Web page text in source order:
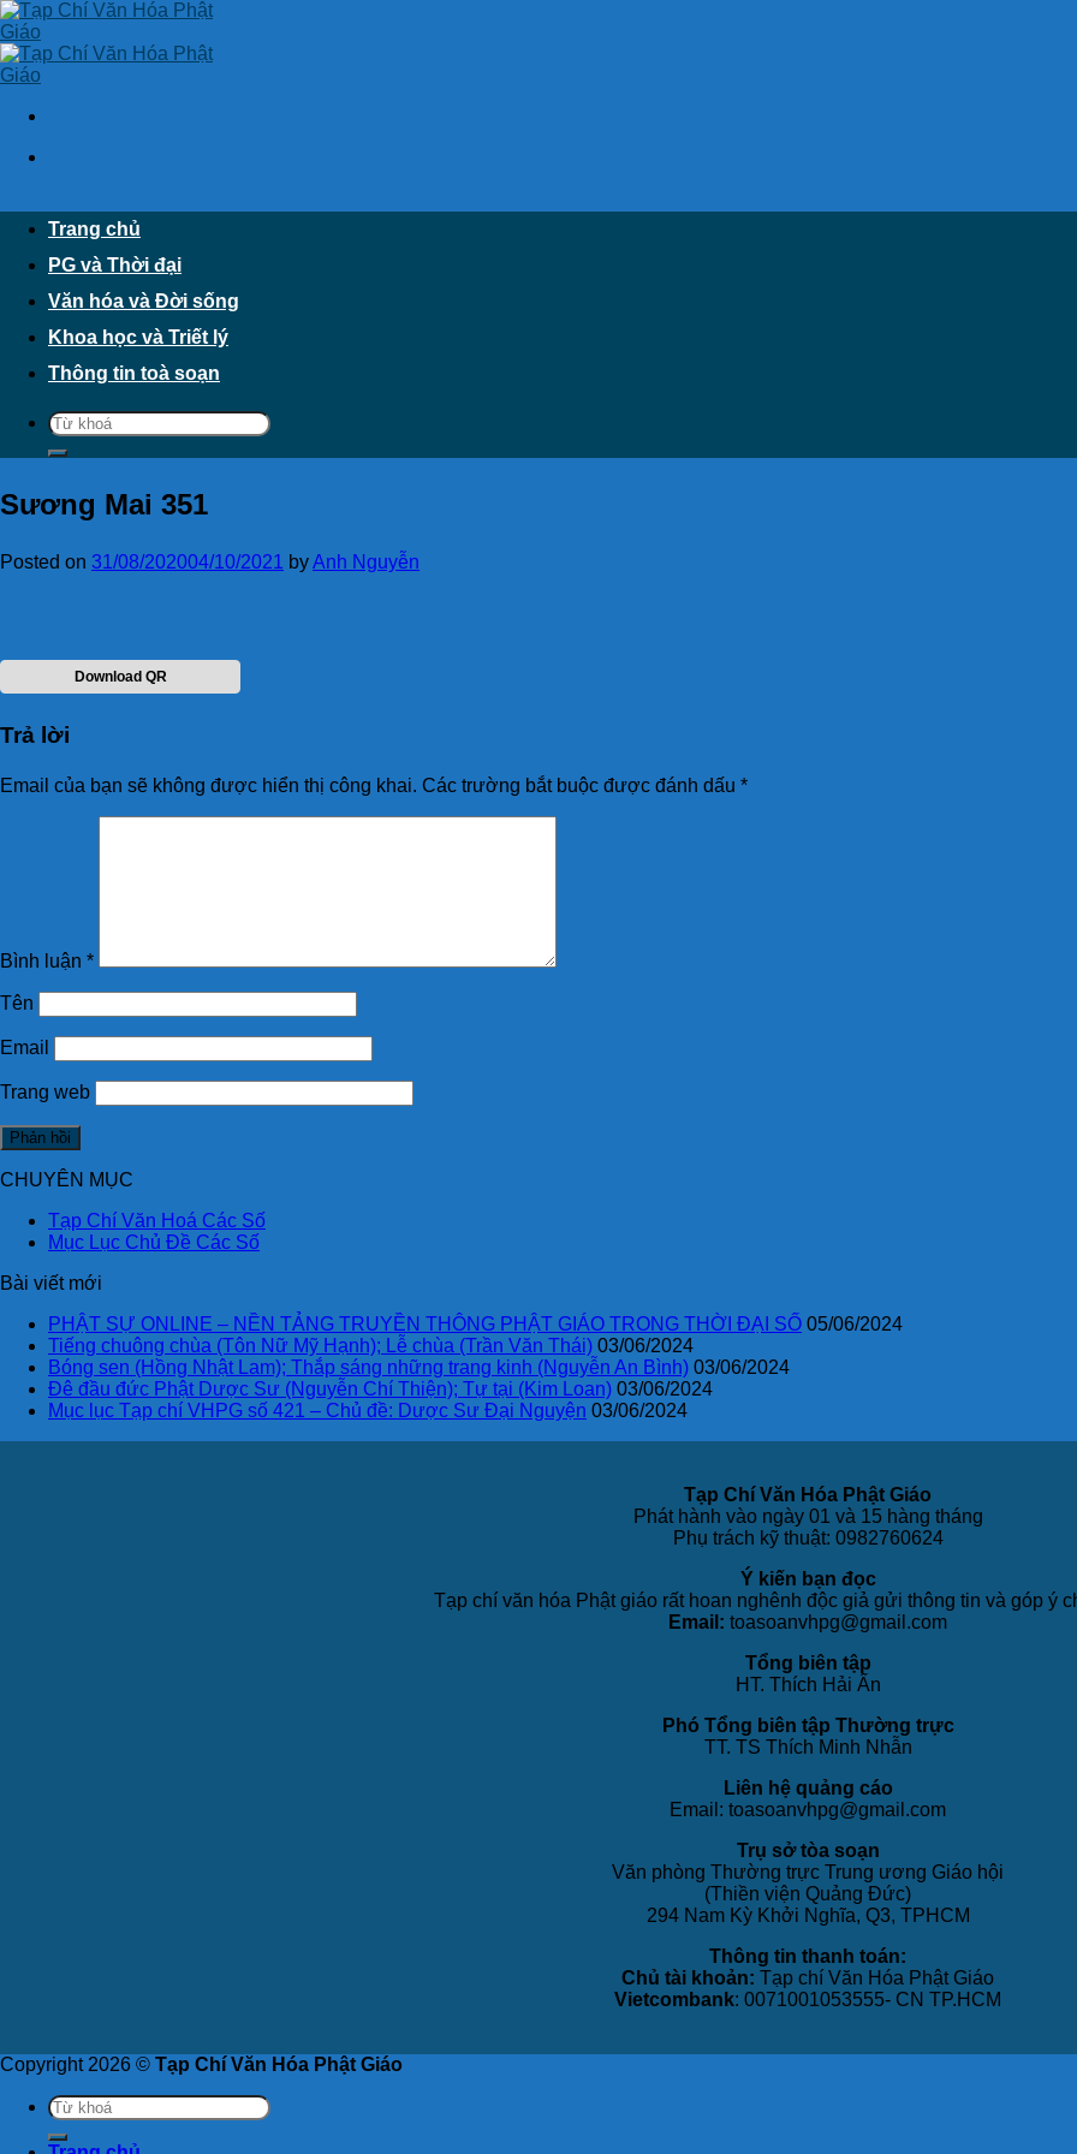
Skip
to
content
Trang chủ
PG và Thời đại
Văn hóa và Đời sống
Khoa học và Triết lý
Thông tin toà soạn
Sương Mai 351
Posted on 31/08/202004/10/2021 byAnh Nguyễn
Download QR
Trả lời
Email của bạn sẽ không được hiển thị công khai. Các trường bắt buộc được đánh dấu *
Bình luận *
Tên
Email
Trang web
CHUYÊN MỤC
Tạp Chí Văn Hoá Các Số
Mục Lục Chủ Đề Các Số
Bài viết mới
PHẬT SỰ ONLINE – NỀN TẢNG TRUYỀN THÔNG PHẬT GIÁO TRONG THỜI ĐẠI SỐ 05/06/2024
Tiếng chuông chùa (Tôn Nữ Mỹ Hạnh); Lễ chùa (Trần Văn Thái) 03/06/2024
Bóng sen (Hồng Nhật Lam); Thắp sáng những trang kinh (Nguyễn An Bình) 03/06/2024
Đê đầu đức Phật Dược Sư (Nguyễn Chí Thiện); Tự tại (Kim Loan) 03/06/2024
Mục lục Tạp chí VHPG số 421 – Chủ đề: Dược Sư Đại Nguyện 03/06/2024
Tạp Chí Văn Hóa Phật Giáo
Phát hành vào ngày 01 và 15 hàng tháng
Phụ trách kỹ thuật: 0982760624
Ý kiến bạn đọc
Tạp chí văn hóa Phật giáo rất hoan nghênh độc giả gửi thông tin và góp ý
Email: toasoanvhpg@gmail.com
Tổng biên tập
HT. Thích Hải Ấn
Phó Tổng biên tập Thường trực
TT. TS Thích Minh Nhẫn
Liên hệ quảng cáo
Email: toasoanvhpg@gmail.com
Trụ sở tòa soạn
Văn phòng Thường trực Trung ương Giáo hội
(Thiền viện Quảng Đức)
294 Nam Kỳ Khởi Nghĩa, Q3, TPHCM
Thông tin thanh toán:
Chủ tài khoản: Tạp chí Văn Hóa Phật Giáo
Vietcombank: 0071001053555- CN TP.HCM
Copyright 2026 © Tạp Chí Văn Hóa Phật Giáo